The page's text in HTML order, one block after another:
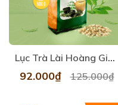
Lục Trà Lài Hoàng Gia 500gr
92.000₫ 125.000₫